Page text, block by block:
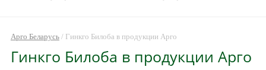
Арго Беларусь/ Гинкго Билоба в продукции Арго
Гинкго Билоба в продукции Арго